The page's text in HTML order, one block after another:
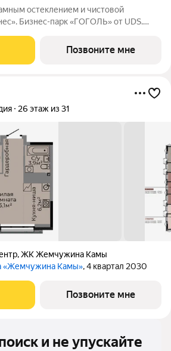
остеклением и чистовой
Бизнес-парк «ГОГОЛЬ» от UDS.
объединяет в себе энергию делового
Позвоните мне
26 этаж из 31
,ЖК Жемчужина Камы
«Жемчужина Камы», 4 квартал 2030
Позвоните мне
и не упускайте